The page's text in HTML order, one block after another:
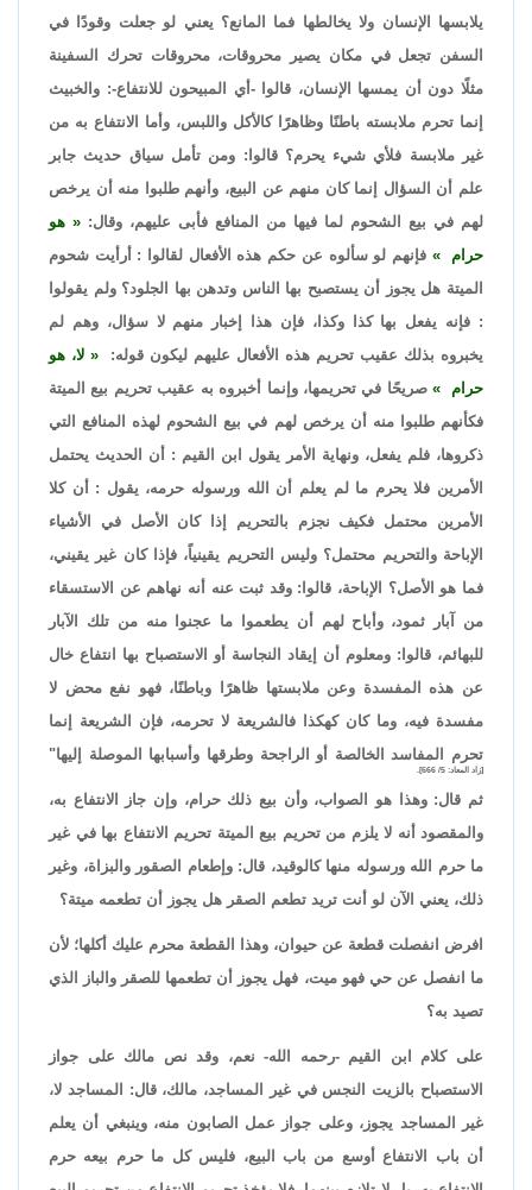
يلابسها الإنسان ولا يخالطها فما المانع؟ يعني لو جعلت وقودًا في
السفن تجعل في مكان يصير محروقات، محروقات تحرك السفينة
مثلًا دون أن يمسها الإنسان، قالوا -أي المبيحون للانتفاع-: والخبيث
إنما تحرم ملابسته باطنًا وظاهرًا كالأكل واللبس، وأما الانتفاع به من
غير ملابسة فلأي شيء يحرم؟ قالوا: ومن تأمل سياق حديث جابر
علم أن السؤال إنما كان منهم عن البيع، وأنهم طلبوا منه أن يرخص
لهم في بيع الشحوم لما فيها من المنافع فأبى عليهم، وقال:
هو
حرام
فإنهم لو سألوه عن حكم هذه الأفعال لقالوا : أرأيت شحوم
الميتة هل يجوز أن يستصبح بها الناس وتدهن بها الجلود؟ ولم يقولوا
: فإنه يفعل بها كذا وكذا، فإن هذا إخبار منهم لا سؤال، وهم لم
يخبروه بذلك عقيب تحريم هذه الأفعال عليهم ليكون قوله:
لا، هو
حرام
صريحًا في تحريمها، وإنما أخبروه به عقيب تحريم بيع الميتة
فكأنهم طلبوا منه أن يرخص لهم في بيع الشحوم لهذه المنافع التي
ذكروها، فلم يفعل، ونهاية الأمر يقول ابن القيم : أن الحديث يحتمل
الأمرين فلا يحرم ما لم يعلم أن الله ورسوله حرمه، يقول : أن كلا
الأمرين محتمل فكيف نجزم بالتحريم إذا كان الأصل في الأشياء
الإباحة والتحريم محتمل؟ وليس التحريم يقينياً، فإذا كان غير يقيني،
فما هو الأصل؟ الإباحة، قالوا: وقد ثبت عنه أنه نهاهم عن الاستسقاء
من آبار ثمود، وأباح لهم أن يطعموا ما عجنوا منه من تلك الآبار
للبهائم، قالوا: ومعلوم أن إيقاد النجاسة أو الاستصباح بها انتفاع خال
عن هذه المفسدة وعن ملابستها ظاهرًا وباطنًا، فهو نفع محض لا
مفسدة فيه، وما كان كهكذا فالشريعة لا تحرمه، فإن الشريعة إنما
تحرم المفاسد الخالصة أو الراجحة وطرقها وأسبابها الموصلة إليها"
[زاد المعاد: 5/ 666].
ثم قال: وهذا هو الصواب، وأن بيع ذلك حرام، وإن جاز الانتفاع به،
والمقصود أنه لا يلزم من تحريم بيع الميتة تحريم الانتفاع بها في غير
ما حرم الله ورسوله منها كالوقيد، قال: وإطعام الصقور والبزاة، وغير
ذلك، يعني الآن لو أنت تريد تطعم الصقر هل يجوز أن تطعمه ميتة؟
افرض انفصلت قطعة عن حيوان، وهذا القطعة محرم عليك أكلها؛ لأن
ما انفصل عن حي فهو ميت، فهل يجوز أن تطعمها للصقر والباز الذي
تصيد به؟
على كلام ابن القيم -رحمه الله- نعم، وقد نص مالك على جواز
الاستصباح بالزيت النجس في غير المساجد، مالك، قال: المساجد لا،
غير المساجد يجوز، وعلى جواز عمل الصابون منه، وينبغي أن يعلم
أن باب الانتفاع أوسع من باب البيع، فليس كل ما حرم بيعه حرم